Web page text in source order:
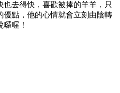
也去得快，喜歡被捧的羊羊，只
優點，他的心情就會立刻由陰轉
喔！